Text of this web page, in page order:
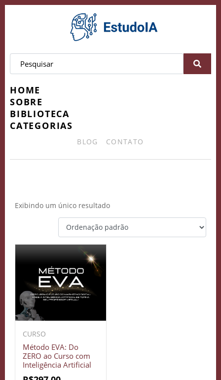
HOME
SOBRE
BIBLIOTECA
CATEGORIAS
BLOG CONTATO
Exibindo um único resultado
CURSO
Método EVA: Do
ZERO ao Curso com
Inteligência Artificial